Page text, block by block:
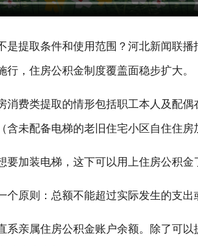
提取条件和使用范围？河北新闻联播
，住房公积金制度覆盖面稳步扩大。
消费类提取的情形包括职工本人及配
未配备电梯的老旧住宅小区自住住房
加装电梯，这下可以用上住房公积金
个原则：总额不能超过实际发生的支出
亲属住房公积金账户余额。除了可以